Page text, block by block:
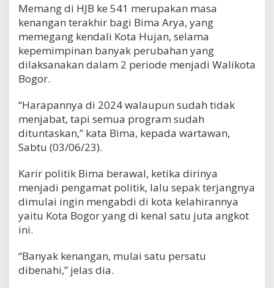
Memang di HJB ke 541 merupakan masa
kenangan terakhir bagi Bima Arya, yang
memegang kendali Kota Hujan, selama
kepemimpinan banyak perubahan yang
dilaksanakan dalam 2 periode menjadi Walikota
Bogor.
“Harapannya di 2024 walaupun sudah tidak
menjabat, tapi semua program sudah
dituntaskan,” kata Bima, kepada wartawan,
Sabtu (03/06/23).
Karir politik Bima berawal, ketika dirinya
menjadi pengamat politik, lalu sepak terjangnya
dimulai ingin mengabdi di kota kelahirannya
yaitu Kota Bogor yang di kenal satu juta angkot
ini.
“Banyak kenangan, mulai satu persatu
dibenahi,” jelas dia.